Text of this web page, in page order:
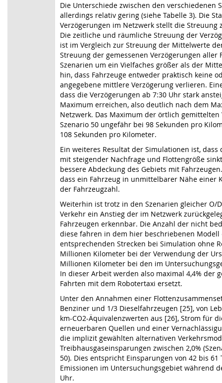
Die Unterschiede zwischen den verschiedenen
allerdings relativ gering (siehe Tabelle 3). Die
Verzögerungen im Netzwerk stellt die Streuung
Die zeitliche und räumliche Streuung der
ist im Vergleich zur Streuung der Mittelwerte
Streuung der gemessenen Verzögerungen
Szenarien um ein Vielfaches größer als der
hin, dass Fahrzeuge entweder praktisch keine
angegebene mittlere Verzögerung verlieren.
dass die Verzögerungen ab 7:30 Uhr stark
Maximum erreichen, also deutlich nach dem
Netzwerk. Das Maximum der örtlich
Szenario 50 ungefähr bei 98 Sekunden pro
108 Sekunden pro Kilometer.
Ein weiteres Resultat der Simulationen ist,
mit steigender Nachfrage und Flottengröße
bessere Abdeckung des Gebiets mit
dass ein Fahrzeug in unmittelbarer Nähe einer
der Fahrzeugzahl.
Weiterhin ist trotz in den Szenarien gleicher O/
Verkehr ein Anstieg der im Netzwerk
Fahrzeugen erkennbar. Die Anzahl der nicht
diese fahren in dem hier beschriebenen Modell
entsprechenden Strecken bei Simulation ohne
Millionen Kilometer bei der Verwendung der
Millionen Kilometer bei den im
In dieser Arbeit werden also maximal 4,4% der
Fahrten mit dem Robotertaxi ersetzt.
Unter den Annahmen einer
Benziner und 1/3 Dieselfahrzeugen [25], von
km-CO2-Äquivalenzwerten aus [26], Strom für
erneuerbaren Quellen und einer
die implizit gewählten alternativen
Treibhausgaseinsparungen zwischen 2,0%
50). Dies entspricht Einsparungen von 42 bis 61
Emissionen im Untersuchungsgebiet während
Uhr.